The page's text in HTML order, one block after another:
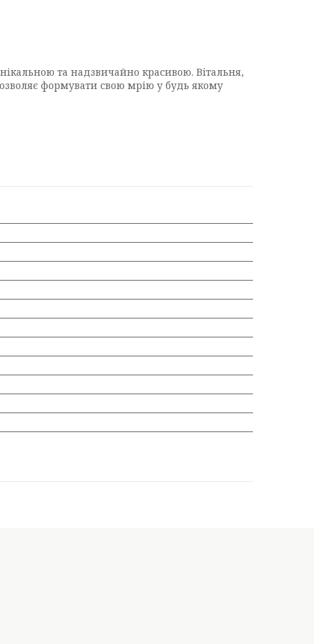
та надзвичайно красивою. Вітальня,
формувати свою мрію у будь якому